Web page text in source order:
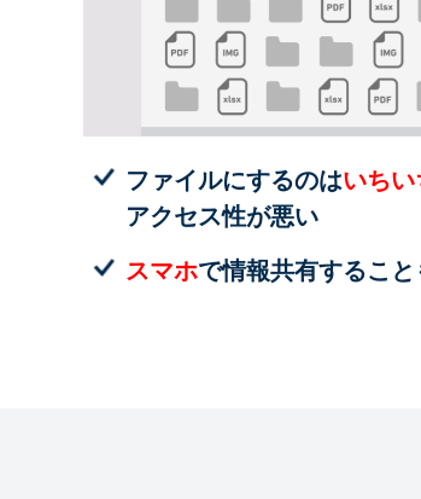
ファイルにするのはいち
アクセス性が悪い
スマホで情報共有すること